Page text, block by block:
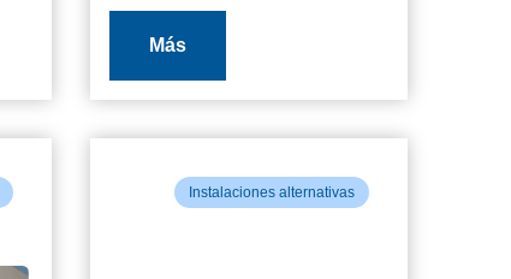
Más
Instalaciones alternativas